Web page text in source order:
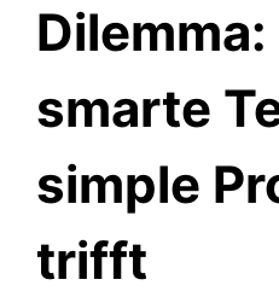
smarte
simple
trifft